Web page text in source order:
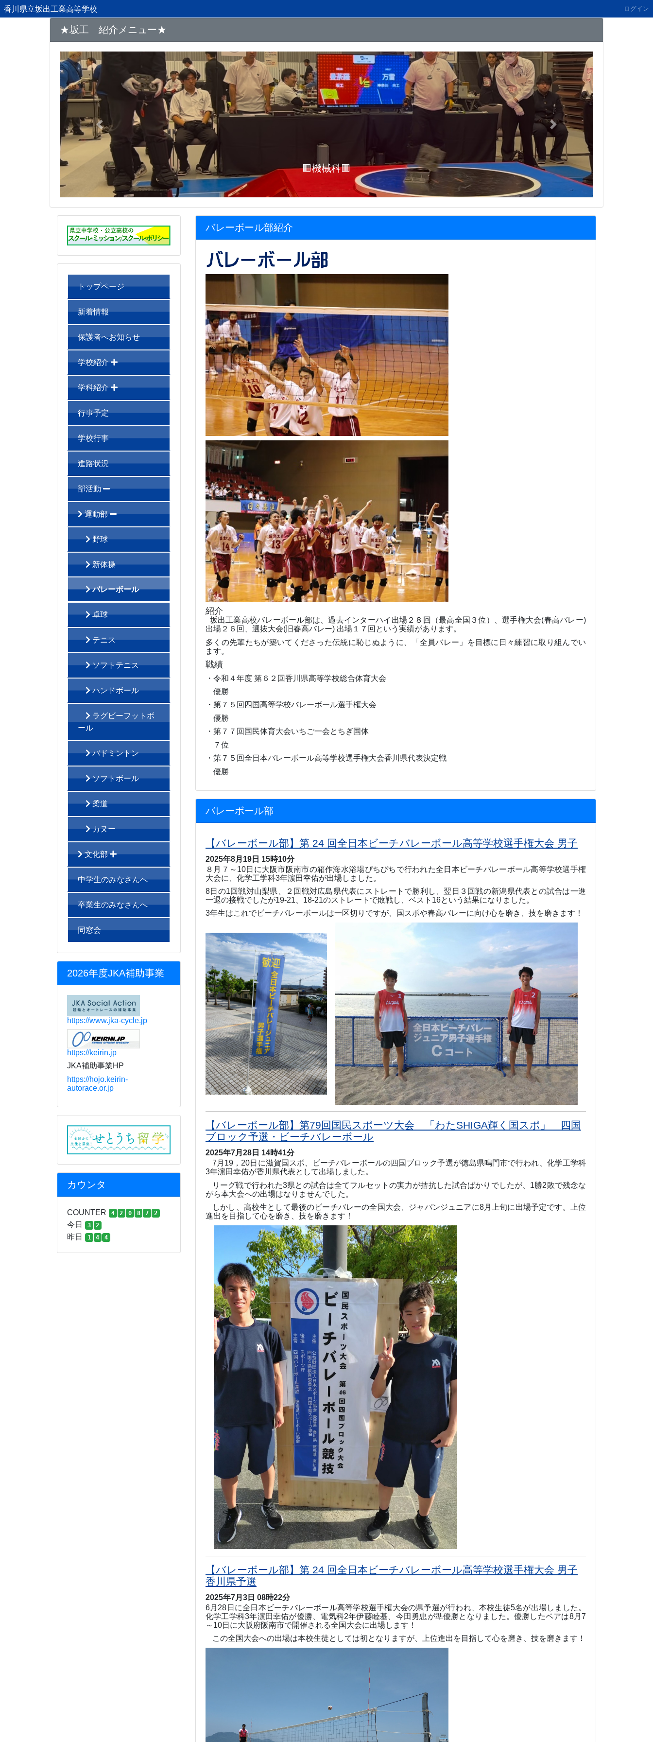
香川県立坂出工業高等学校 ログイン
★坂工 紹介メニュー★
🟧電気科🟧
Previous Next
トップページ
新着情報
保護者へお知らせ
学校紹介
学科紹介
行事予定
学校行事
進路状況
部活動
運動部
野球
新体操
バレーボール
卓球
テニス
ソフトテニス
ハンドボール
ラグビーフットボ
ール
バドミントン
ソフトボール
柔道
カヌー
文化部
中学生のみなさんへ
卒業生のみなさんへ
同窓会
2026年度JKA補助事業
https://www.jka-cycle.jp
https://keirin.jp
JKA補助事業HP
https://hojo.keirin-
autorace.or.jp
カウンタ
COUNTER 4 2 0 8 7 2
今日 3 2
昨日 1 4 4
バレーボール部紹介
紹介
坂出工業高校バレーボール部は、過去インターハイ出場２８回（最高全国３位）、選手権大会(春高バレー)
出場２６回、選抜大会( 旧春高バレー) 出場１７回という実績があります。
多くの先輩たちが築いてくださった伝統に恥じぬように、「全員バレー」を目標に日々練習に取り組んでい
ます。
戦績
・令和４年度 第６２回香川県高等学校総合体育大会
優勝
・第７５回四国高等学校バレーボール選手権大会
優勝
・第７７回国民体育大会いちご一会とちぎ国体
７位
・第７５回全日本バレーボール高等学校選手権大会香川県代表決定戦
優勝
バレーボール部
【バレーボール部】第 24 回全日本ビーチバレーボール高等学校選手権大会 男子
2025年8月19日 15時10分
８月７～ 10日に大阪市阪南市の箱作海水浴場ぴちぴちで行われた全日本ビーチバレーボール高等学校選手権
大会に、化学工学科3年濵田幸佑が出場しました。
8日の1回戦対山梨県、２回戦対広島県代表にストレートで勝利し、翌日３回戦の新潟県代表との試合は一進
一退の接戦でしたが19-21 18-21のストレートで敗戦し、ベスト 16という結果になりました。
3年生はこれでビーチバレーボールは一区切りですが、国スポや春高バレーに向け心を磨き、技を磨きます！
【バレーボール部】第79回国民スポーツ大会 「わたSHIGA輝く国スポ」 四国
ブロック予選・ビーチバレーボール
2025年7月28日 14時41分
7 月 19 ， 20日に滋賀国スポ、ビーチバレーボールの四国ブロック予選が徳島県鳴門市で行われ、化学工学科
3年濵田幸佑が香川県代表として出場しました。
リーグ戦で行われた3県との試合は全てフルセットの実力が拮抗した試合ばかりでしたが、 1勝2敗で残念な
がら本大会への出場はなりませんでした。
しかし、高校生として最後のビーチバレーの全国大会 、ジャパンジュニアに8月上旬に出場予定です。上位
進出を目指して心を磨き、技を磨きます！
【バレーボール部】第 24 回全日本ビーチバレーボール高等学校選手権大会 男子
香川県予選
2025年7月3日 08時22分
6月 28 日に全日本ビーチバレーボール高等学校選手権大会の県予選が行われ、本校生徒5名が出場しました。
化学工学科3年濵田幸佑が優勝、電気科2年伊藤睦基、今田勇忠が準優勝となりました。優勝したペアは8月7
～ 10日に大阪府阪南市で開催される全国大会に出場します！
この全国大会への出場は本校生徒としては初となりますが、上位進出を目指して心を磨き、技を磨きます！